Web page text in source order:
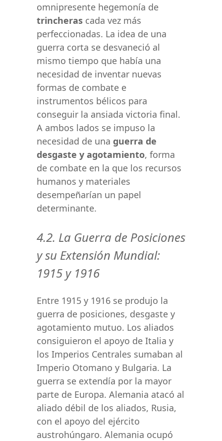
omnipresente hegemonía de
trincheras cada vez más
perfeccionadas. La idea de una
guerra corta se desvaneció al
mismo tiempo que había una
necesidad de inventar nuevas
formas de combate e
instrumentos bélicos para
conseguir la ansiada victoria final.
A ambos lados se impuso la
necesidad de una guerra de
desgaste y agotamiento, forma
de combate en la que los recursos
humanos y materiales
desempeñarían un papel
determinante.
4.2. La Guerra de Posiciones
y su Extensión Mundial:
1915 y 1916
Entre 1915 y 1916 se produjo la
guerra de posiciones, desgaste y
agotamiento mutuo. Los aliados
consiguieron el apoyo de Italia y
los Imperios Centrales sumaban al
Imperio Otomano y Bulgaria. La
guerra se extendía por la mayor
parte de Europa. Alemania atacó al
aliado débil de los aliados, Rusia,
con el apoyo del ejército
austrohúngaro. Alemania ocupó